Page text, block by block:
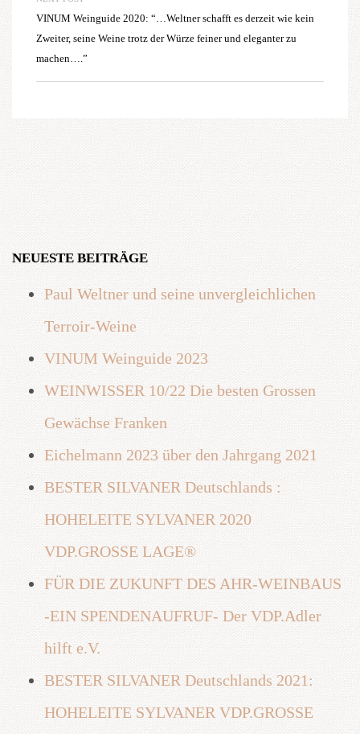
VINUM Weinguide 2020: “…Weltner schafft es derzeit wie kein
Zweiter, seine Weine trotz der Würze feiner und eleganter zu
machen….”
NEUESTE BEITRÄGE
Paul Weltner und seine unvergleichlichen
Terroir-Weine
VINUM Weinguide 2023
WEINWISSER 10/22 Die besten Grossen
Gewächse Franken
Eichelmann 2023 über den Jahrgang 2021
BESTER SILVANER Deutschlands :
HOHELEITE SYLVANER 2020
VDP.GROSSE LAGE®
FÜR DIE ZUKUNFT DES AHR-WEINBAUS
-EIN SPENDENAUFRUF- Der VDP.Adler
hilft e.V.
BESTER SILVANER Deutschlands 2021:
HOHELEITE SYLVANER VDP.GROSSE